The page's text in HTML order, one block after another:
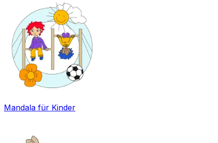
Mandala für Kinder